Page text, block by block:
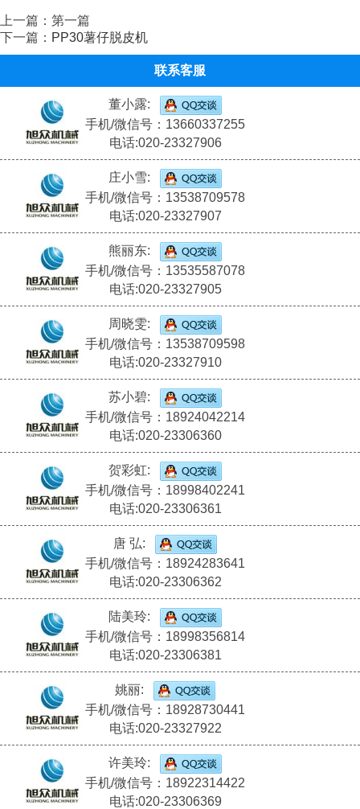
上一篇：第一篇
下一篇： PP30薯仔脱皮机
联系客服
董小露:
手机/微信号：13660337255
电话:020-23327906
庄小雪:
手机/微信号：13538709578
电话:020-23327907
熊丽东:
手机/微信号：13535587078
电话:020-23327905
周晓雯:
手机/微信号：13538709598
电话:020-23327910
苏小碧:
手机/微信号：18924042214
电话:020-23306360
贺彩虹:
手机/微信号：18998402241
电话:020-23306361
唐 弘:
手机/微信号：18924283641
电话:020-23306362
陆美玲:
手机/微信号：18998356814
电话:020-23306381
姚丽:
手机/微信号：18928730441
电话:020-23327922
许美玲:
手机/微信号：18922314422
电话:020-23306369